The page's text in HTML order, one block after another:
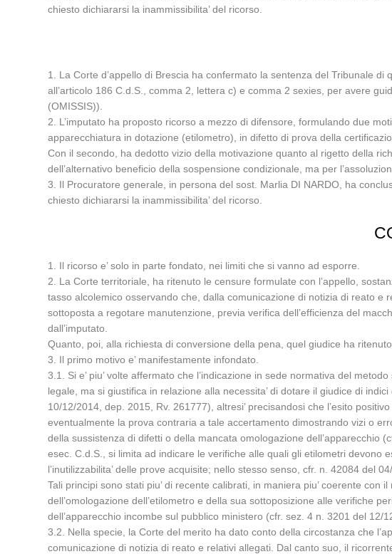
chiesto dichiararsi la inammissibilita’ del ricorso.
1. La Corte d’appello di Brescia ha confermato la sentenza del Tribunale
all’articolo 186 C.d.S., comma 2, lettera c) e comma 2 sexies, per avere
(OMISSIS)).
2. L’imputato ha proposto ricorso a mezzo di difensore, formulando due
apparecchiatura in dotazione (etilometro), in difetto di prova della
Con il secondo, ha dedotto vizio della motivazione quanto al rigetto della
dell’alternativo beneficio della sospensione condizionale, ma per
3. Il Procuratore generale, in persona del sost. Marlia DI NARDO, ha
chiesto dichiararsi la inammissibilita’ del ricorso.
1. Il ricorso e’ solo in parte fondato, nei limiti che si vanno ad esporre.
2. La Corte territoriale, ha ritenuto le censure formulate con l’appello,
tasso alcolemico osservando che, dalla comunicazione di notizia di reato
sottoposta a regotare manutenzione, previa verifica dell’efficienza del
dall’imputato.
Quanto, poi, alla richiesta di conversione della pena, quel giudice ha
3. Il primo motivo e’ manifestamente infondato.
3.1. Si e’ piu’ volte affermato che l’indicazione in sede normativa del
legale, ma si giustifica in relazione alla necessita’ di dotare il giudice di
10/12/2014, dep. 2015, Rv. 261777), altresi’ precisandosi che l’esito
eventualmente la prova contraria a tale accertamento dimostrando vizi o
della sussistenza di difetti o della mancata omologazione dell’apparecchio
esec. C.d.S., si limita ad indicare le verifiche alle quali gli etilometri
l’inutilizzabilita’ delle prove acquisite; nello stesso senso, cfr. n. 42084 del
Tali principi sono stati piu’ di recente calibrati, in maniera piu’ coerente con
dell’omologazione dell’etilometro e della sua sottoposizione alle verifiche
dell’apparecchio incombe sul pubblico ministero (cfr. sez. 4 n. 3201 del 12/
3.2. Nella specie, la Corte del merito ha dato conto della circostanza che
comunicazione di notizia di reato e relativi allegati. Dal canto suo, il